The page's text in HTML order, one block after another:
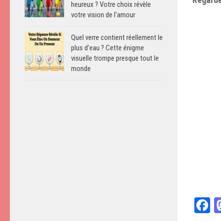
heureux ? Votre choix révèle
votre vision de l’amour
Quel verre contient réellement le
plus d’eau ? Cette énigme
visuelle trompe presque tout le
monde